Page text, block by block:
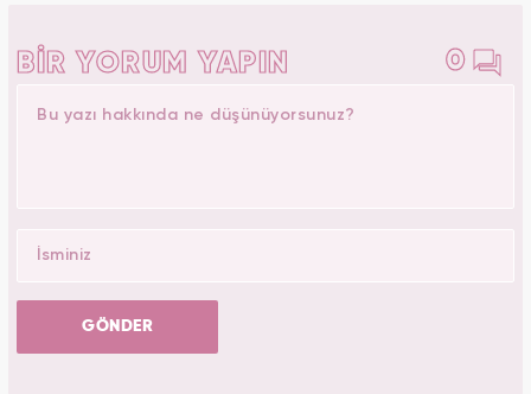
BİR YORUM YAPIN 0
GÖNDER